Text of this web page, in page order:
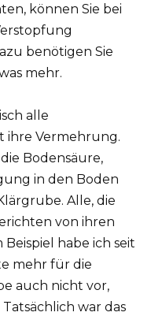
können Sie bei
benötigen Sie
mehr.
alle
ihre Vermehrung.
Bodensäure,
in den Boden
Alle, die
von ihren
habe ich seit
mehr für die
auch nicht vor,
war das